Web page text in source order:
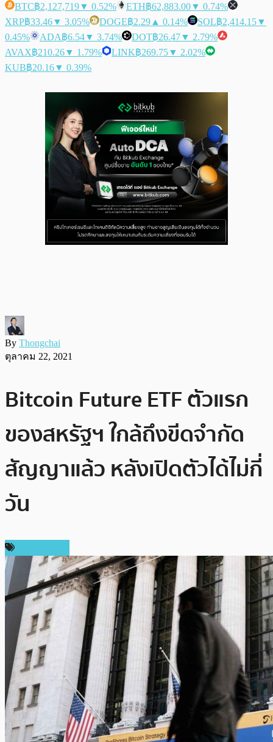
BTC฿2,127,719▼ 0.52% ETH฿62,883.00▼ 0.74%
XRP฿33.46▼ 3.05% DOGE฿2.29 ▲ 0.14% SOL฿2,414.15▼
0.45%
ADA฿6.54▼ 3.74% DOT฿26.47▼ 2.79%
AVAX฿210.26▼ 1.79% LINK฿269.75▼ 2.02%
KUB฿20.16▼ 0.39%
By Thongchai
ตุลาคม 22, 2021
Bitcoin Future ETF ตัวแรก
ของสหรัฐฯ ใกล้ถึงขีดจำกัด
สัญญาแล้ว หลังเปิดตัวได้ไม่กี่
วัน